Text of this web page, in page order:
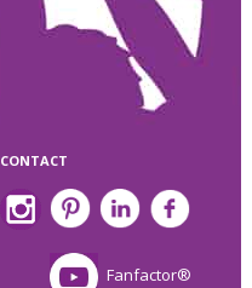
CONTACT
Fanfactor®